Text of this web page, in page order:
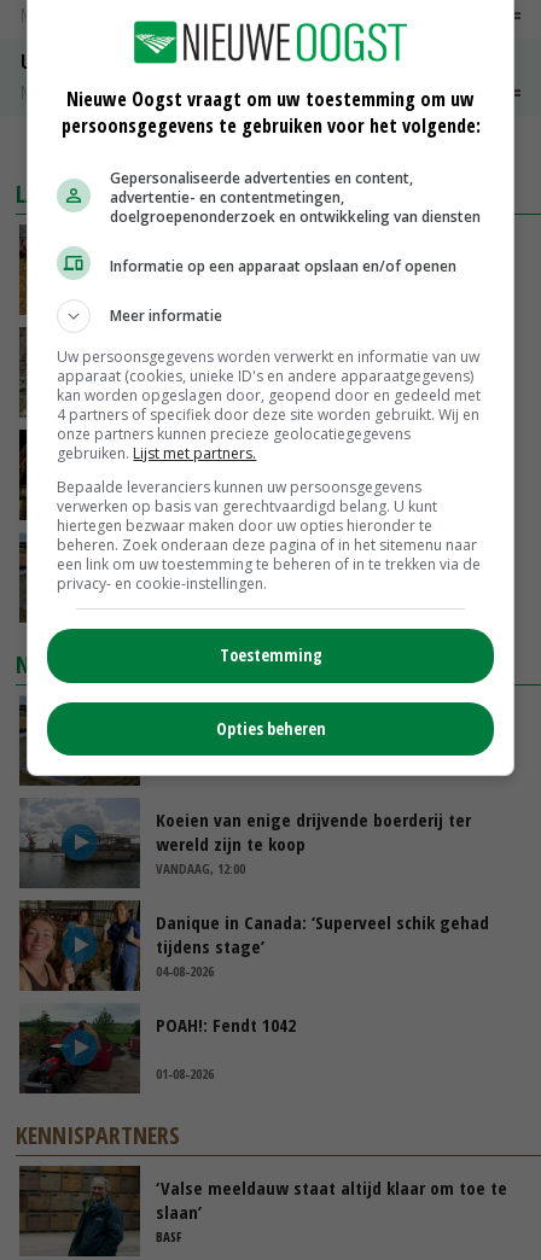
Noteringen
Uien Middenmeer Geel 30-60% grof
Noteringen
€ 0,00~ € 0,00
LAATSTE NIEUWS
varkensvleesketen
Emmeloord noteert eerste zaaiuien op
maximaal 20 euro
VANDAAG, 14:59
Spontane boerenacties in Twente en
Apeldoorn zetten de trend
VANDAAG, 14:48
Droogte veroorzaakt steeds meer problemen:
‘Bassin afgelopen week al leeg’
NIEUWSTE VIDEO'S
Droogte veroorzaakt steeds meer problemen:
‘Bassin afgelopen week al leeg’
Koeien van enige drijvende boerderij ter
wereld zijn te koop
VANDAAG, 12:00
Danique in Canada: ‘Superveel schik gehad
tijdens stage’
04-08-2026
POAH!: Fendt 1042
01-08-2026
KENNISPARTNERS
‘Valse meeldauw staat altijd klaar om toe te
slaan’
BASF
Nieuwe Oogst vraagt om uw toestemming om uw
persoonsgegevens te gebruiken voor het volgende:
Gepersonaliseerde advertenties en content,
advertentie- en contentmetingen,
doelgroepenonderzoek en ontwikkeling van diensten
Informatie op een apparaat opslaan en/of openen
Meer informatie
Uw persoonsgegevens worden verwerkt en informatie van uw
apparaat (cookies, unieke ID's en andere apparaatgegevens)
kan worden opgeslagen door, geopend door en gedeeld met
4 partners of specifiek door deze site worden gebruikt. Wij en
onze partners kunnen precieze geolocatiegegevens
gebruiken. Lijst met partners.
Bepaalde leveranciers kunnen uw persoonsgegevens
verwerken op basis van gerechtvaardigd belang. U kunt
hiertegen bezwaar maken door uw opties hieronder te
beheren. Zoek onderaan deze pagina of in het sitemenu naar
een link om uw toestemming te beheren of in te trekken via de
privacy- en cookie-instellingen.
Toestemming
Opties beheren